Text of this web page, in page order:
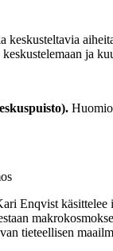
keskusteltavia
ja
Enqvist
tieteellisen